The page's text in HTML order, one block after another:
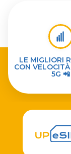
LE MIGLIORI
CON
5G 📲